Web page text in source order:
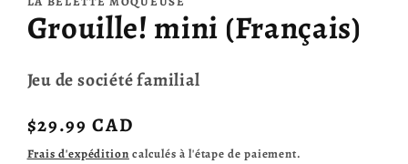
dans
une
fenêtre
Grouille! mini (Français)
Jeu de société familial
Prix
habituel
$29.99 CAD
Frais d'expédition calculés à l'étape de paiement.